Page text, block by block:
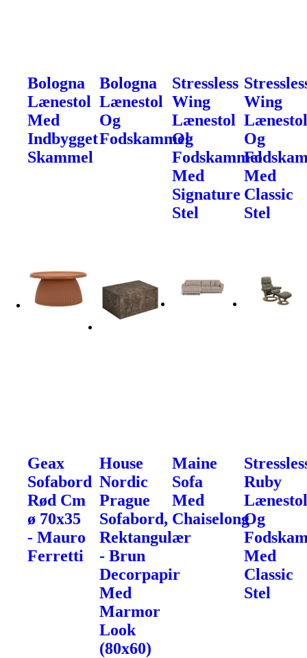
Bologna
Lænestol
Med
Indbygget
Skammel
Bologna
Lænestol
Og
Fodskammel
Stressless
Wing
Lænestol
Og
Fodskammel
Med
Signature
Stel
Wing
Og
Med
Classic
Stel
Geax
Sofabord
Rød Cm
ø 70x35
- Mauro
Ferretti
House
Nordic
Prague
Sofabord,
Rektangulær
- Brun
Decorpapir
Med
Marmor
Look
(80x60)
Maine
Sofa
Med
Chaiselong
Ruby
Og
Med
Classic
Stel